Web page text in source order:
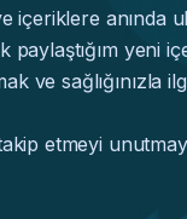
içeriklere anında
paylaştığım yeni
ve sağlığınızla
etmeyi